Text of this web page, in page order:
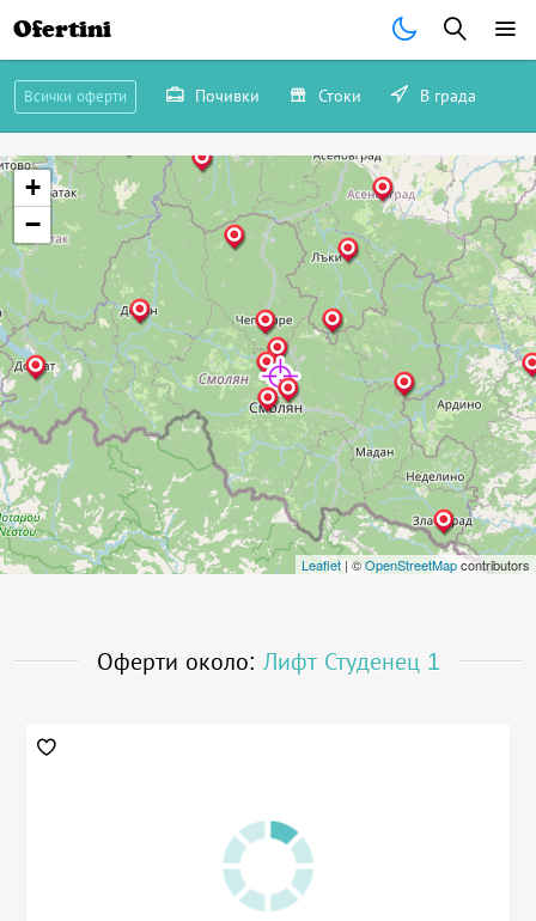
Ofertini
Всички оферти Почивки Стоки В града
+
−
Leaflet | ©OpenStreetMapcontributors
Оферти около: Лифт Студенец 1